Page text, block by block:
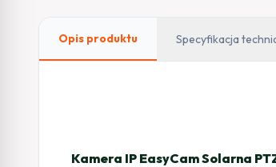
Opis produktu Specyfikacja
Kamera IP EasyCam Solarna